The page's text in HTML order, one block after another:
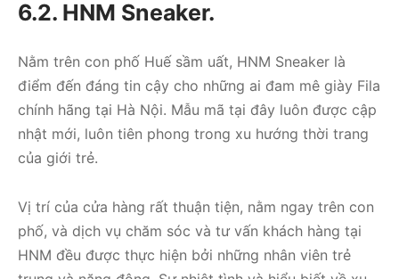
6.2. HNM Sneaker.
Nằm trên con phố Huế sầm uất, HNM Sneaker là
điểm đến đáng tin cậy cho những ai đam mê giày Fila
chính hãng tại Hà Nội. Mẫu mã tại đây luôn được cập
nhật mới, luôn tiên phong trong xu hướng thời trang
của giới trẻ.
Vị trí của cửa hàng rất thuận tiện, nằm ngay trên con
phố, và dịch vụ chăm sóc và tư vấn khách hàng tại
HNM đều được thực hiện bởi những nhân viên trẻ